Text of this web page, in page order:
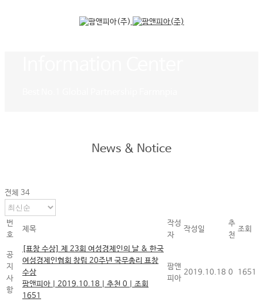
News & Notice
전체 34
번
호
제목
작성
자
작성일
추
천
조회
공
지
사
항
[표창 수상] 제 23회 여성경제인의 날 & 한국
여성경제인협회 창립 20주년 국무총리 표창
수상
팜앤피아
2019.10.18 추천 0
조회
1651
팜앤
피아
2019.10.18 0 1651